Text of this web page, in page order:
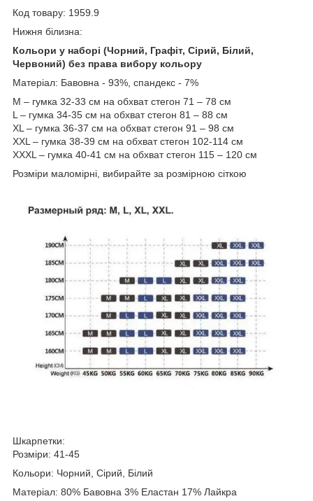
Код товару: 1959.9
Нижня білизна:
Кольори у наборі (Чорний, Графіт, Сірий, Білий,
Червоний) без права вибору кольору
Матеріал: Бавовна - 93%, спандекс - 7%
M – гумка 32-33 см на обхват стегон 71 – 78 см
L – гумка 34-35 см на обхват стегон 81 – 88 см
XL – гумка 36-37 см на обхват стегон 91 – 98 см
XXL – гумка 38-39 см на обхват стегон 102-114 см
XXXL – гумка 40-41 см на обхват стегон 115 – 120 см
Розміри маломірні, вибирайте за розмірною сіткою
Шкарпетки:
Розміри: 41-45
Кольори: Чорний, Сірий, Білий
Матеріал: 80% Бавовна 3% Еластан 17% Лайкра